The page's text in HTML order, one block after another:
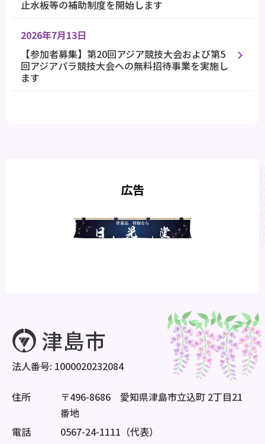
止水板等の補助制度を開始します
2026年7月13日
【参加者募集】第20回アジア競技大会および第5
回アジアパラ競技大会への無料招待事業を実施し
ます
広告
法人番号: 1000020232084
住所
〒496-8686 愛知県津島市立込町 2丁目21
番地
電話
0567-24-1111（代表）